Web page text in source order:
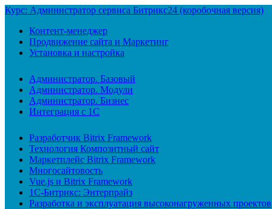
Курс: Администратор сервиса Битрикс24 (коробочная версия)
Контент-менеджер
Продвижение сайта и Маркетинг
Установка и настройка
Администратор. Базовый
Администратор. Модули
Администратор. Бизнес
Интеграция с 1С
Разработчик Bitrix Framework
Технология Композитный сайт
Маркетплейс Bitrix Framework
Многосайтовость
Vue.js и Bitrix Framework
1С-Битрикс: Энтерпрайз
Разработка и эксплуатация высоконагруженных проектов